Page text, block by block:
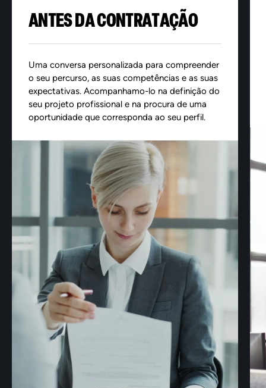
ANTES DA CONTRATAÇÃO
Uma conversa personalizada para compreender
o seu percurso, as suas competências e as suas
expectativas. Acompanhamo-lo na definição do
seu projeto profissional e na procura de uma
oportunidade que corresponda ao seu perfil.